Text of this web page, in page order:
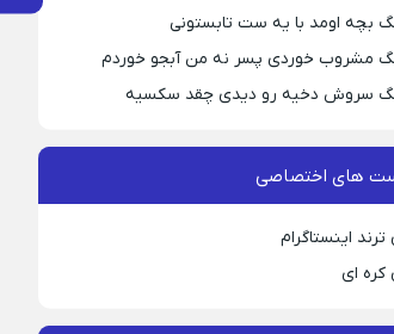
بچه اومد با یه ست تابستونی
مشروب خوردی پسر نه من آبجو خوردم
سروش دخیه رو دیدی چقد سکسیه
های اختصاصی
اینستاگرام
ای